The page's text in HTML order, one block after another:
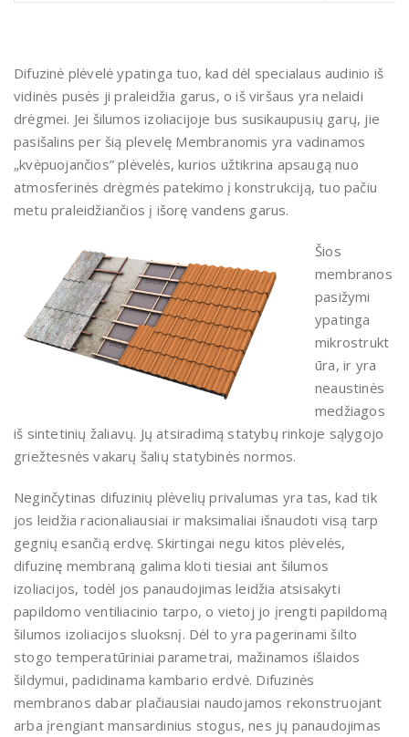
Difuzinė plėvelė ypatinga tuo, kad dėl specialaus audinio iš
vidinės pusės ji praleidžia garus, o iš viršaus yra nelaidi
drėgmei. Jei šilumos izoliacijoje bus susikaupusių garų, jie
pasišalins per šią plevelę Membranomis yra vadinamos
„kvėpuojančios” plėvelės, kurios užtikrina apsaugą nuo
atmosferinės drėgmės patekimo į konstrukciją, tuo pačiu
metu praleidžiančios į išorę vandens garus.
Šios
membranos
pasižymi
ypatinga
mikrostrukt
ūra, ir yra
neaustinės
medžiagos
iš sintetinių žaliavų. Jų atsiradimą statybų rinkoje sąlygojo
griežtesnės vakarų šalių statybinės normos.
Neginčytinas difuzinių plėvelių privalumas yra tas, kad tik
jos leidžia racionaliausiai ir maksimaliai išnaudoti visą tarp
gegnių esančią erdvę. Skirtingai negu kitos plėvelės,
difuzinę membraną galima kloti tiesiai ant šilumos
izoliacijos, todėl jos panaudojimas leidžia atsisakyti
papildomo ventiliacinio tarpo, o vietoj jo įrengti papildomą
šilumos izoliacijos sluoksnį. Dėl to yra pagerinami šilto
stogo temperatūriniai parametrai, mažinamos išlaidos
šildymui, padidinama kambario erdvė. Difuzinės
membranos dabar plačiausiai naudojamos rekonstruojant
arba įrengiant mansardinius stogus, nes jų panaudojimas